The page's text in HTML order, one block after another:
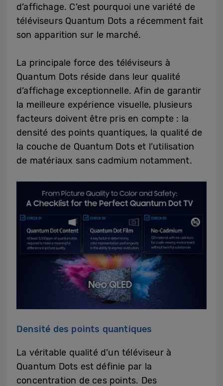
d’affichage. C’est pourquoi une variété de
téléviseurs Quantum Dots a récemment fait
son apparition sur le marché.
La principale force des téléviseurs à
Quantum Dots réside dans leur qualité
d’affichage exceptionnelle. Afin de garantir
la meilleure expérience visuelle, plusieurs
facteurs doivent être pris en compte : la
densité des points quantiques, la qualité de
la couche de Quantum Dots et l’utilisation
de matériaux sans cadmium notamment.
Densité des points quantiques
La véritable qualité d’un téléviseur à
Quantum Dots est définie par la
concentration de ces points. Des